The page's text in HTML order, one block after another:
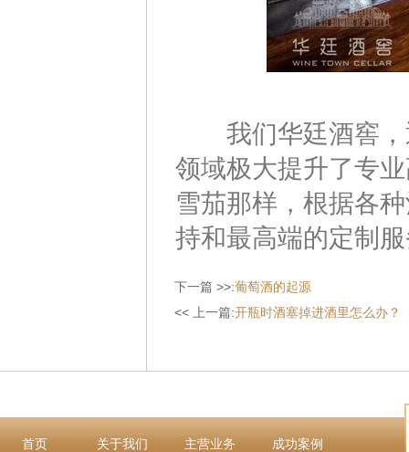
我们华廷酒窖，
领域极大提升了专
雪茄那样，根据各
持和最高端的定制
下一篇 >>:葡萄酒的起源
<< 上一篇:开瓶时酒塞掉进酒里怎么办？
首页 关于我们 主营业务 成功案例